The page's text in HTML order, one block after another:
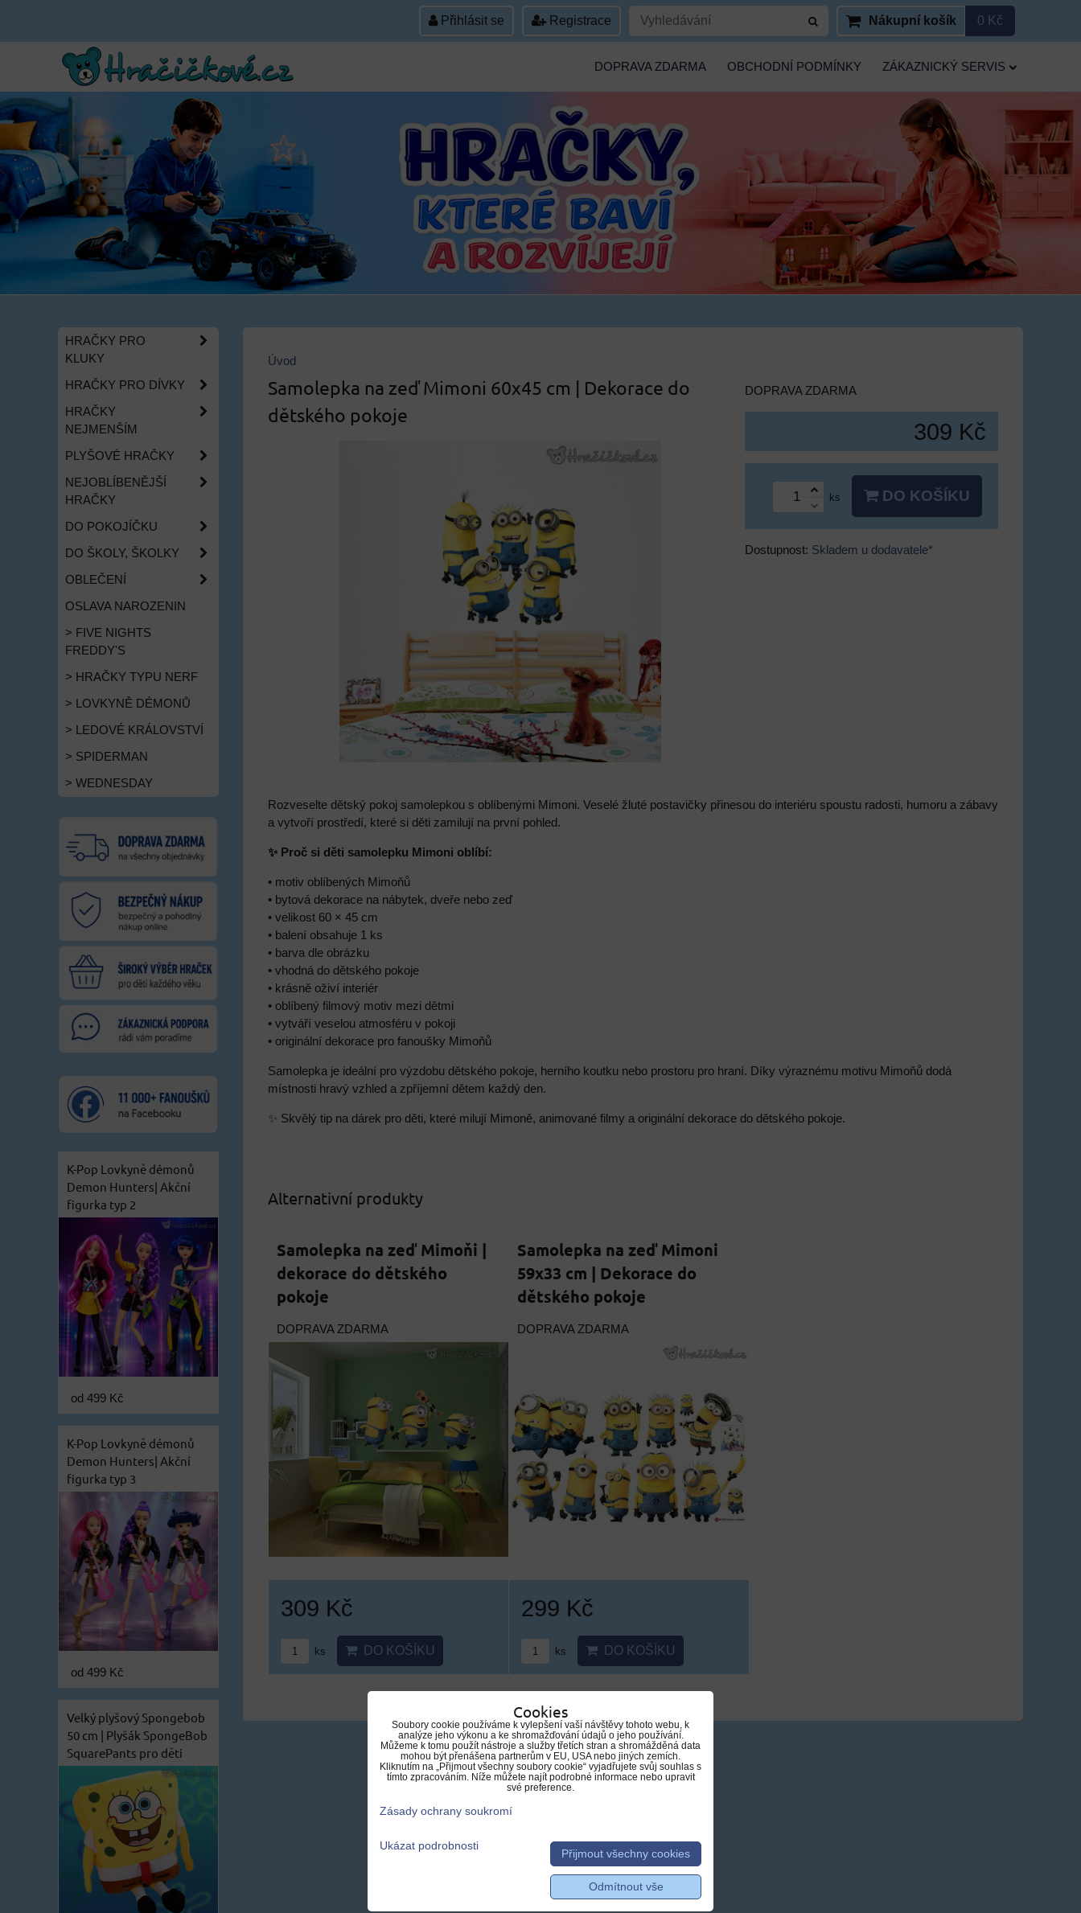
Přihlásit se Registrace Nákupní košík 0 Kč
DOPRAVA ZDARMA OBCHODNÍ PODMÍNKY ZÁKAZNICKÝ SERVIS
Úvod
Samolepka na zeď Mimoni 60x45 cm | Dekorace do
dětského pokoje
DOPRAVA ZDARMA
309 Kč
ks DO KOŠÍKU
Dostupnost: Skladem u dodavatele*
Rozveselte dětský pokoj samolepkou s oblíbenými Mimoni. Veselé žluté postavičky přinesou do interiéru spoustu radosti, humoru a zábavy
a vytvoří prostředí, které si děti zamilují na první pohled.
✨ Proč si děti samolepku Mimoni oblíbí:
• motiv oblíbených Mimoňů
• bytová dekorace na nábytek, dveře nebo zeď
• velikost 60 × 45 cm
• balení obsahuje 1 ks
• barva dle obrázku
• vhodná do dětského pokoje
• krásně oživí interiér
• oblíbený filmový motiv mezi dětmi
• vytváří veselou atmosféru v pokoji
• originální dekorace pro fanoušky Mimoňů
Samolepka je ideální pro výzdobu dětského pokoje, herního koutku nebo prostoru pro hraní. Díky výraznému motivu Mimoňů dodá
místnosti hravý vzhled a zpříjemní dětem každý den.
✨ Skvělý tip na dárek pro děti, které milují Mimoně, animované filmy a originální dekorace do dětského pokoje.
Alternativní produkty
Samolepka na zeď Mimoňi |
dekorace do dětského
pokoje
DOPRAVA ZDARMA
309 Kč
ks DO KOŠÍKU
Samolepka na zeď Mimoni
59x33 cm | Dekorace do
dětského pokoje
DOPRAVA ZDARMA
299 Kč
ks DO KOŠÍKU
HRAČKY PRO
KLUKY
HRAČKY PRO DÍVKY
HRAČKY
NEJMENŠÍM
PLYŠOVÉ HRAČKY
NEJOBLÍBENĚJŠÍ
HRAČKY
DO POKOJÍČKU
DO ŠKOLY, ŠKOLKY
OBLEČENÍ
OSLAVA NAROZENIN
> FIVE NIGHTS
FREDDY'S
> HRAČKY TYPU NERF
> LOVKYNĚ DÉMONŮ
> LEDOVÉ KRÁLOVSTVÍ
> SPIDERMAN
> WEDNESDAY
K-Pop Lovkyně démonů
Demon Hunters| Akční
figurka typ 2
od 499 Kč
K-Pop Lovkyně démonů
Demon Hunters| Akční
figurka typ 3
od 499 Kč
Velký plyšový Spongebob
50 cm | Plyšák SpongeBob
SquarePants pro děti
Cookies
Soubory cookie používáme k vylepšení vaší návštěvy tohoto webu, k
analýze jeho výkonu a ke shromažďování údajů o jeho používání.
Můžeme k tomu použít nástroje a služby třetích stran a shromážděná data
mohou být přenášena partnerům v EU, USA nebo jiných zemích.
Kliknutím na „Přijmout všechny soubory cookie“ vyjadřujete svůj souhlas s
tímto zpracováním. Níže můžete najít podrobné informace nebo upravit
své preference.
Zásady ochrany soukromí
Ukázat podrobnosti
Přijmout všechny cookies
Odmítnout vše